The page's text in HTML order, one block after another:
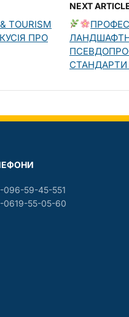
TOURISM
ПРО
NEXT
СТАНДАРТИ
096-59-45-551
0619-55-05-60